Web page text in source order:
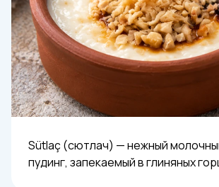
Sütlaç (сютлач) — нежный
пудинг, запекаемый в глиняных